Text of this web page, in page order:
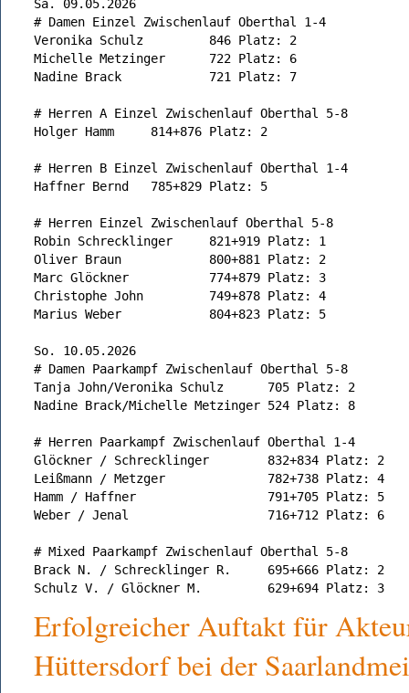
Sa. 09.05.2026
# Damen Einzel Zwischenlauf Oberthal 1-4
Veronika Schulz 	846 Platz: 2
Michelle Metzinger	722 Platz: 6
Nadine Brack		721 Platz: 7
# Herren A Einzel Zwischenlauf Oberthal 5-8
Holger Hamm	814+876 Platz: 2
# Herren B Einzel Zwischenlauf Oberthal 1-4
Haffner Bernd	785+829 Platz: 5
# Herren Einzel Zwischenlauf Oberthal 5-8
Robin Schrecklinger	821+919 Platz: 1
Oliver Braun		800+881 Platz: 2
Marc Glöckner		774+879 Platz: 3
Christophe John		749+878 Platz: 4
Marius Weber		804+823 Platz: 5
So. 10.05.2026
# Damen Paarkampf Zwischenlauf Oberthal 5-8
Tanja John/Veronika Schulz	705 Platz: 2
Nadine Brack/Michelle Metzinger	524 Platz: 8
# Herren Paarkampf Zwischenlauf Oberthal 1-4
Glöckner / Schrecklinger	832+834	Platz: 2
Leißmann / Metzger		782+738 Platz: 4
Hamm / Haffner			791+705 Platz: 5
Weber / Jenal			716+712 Platz: 6
# Mixed Paarkampf Zwischenlauf Oberthal 5-8
Brack N. / Schrecklinger R.	695+666 Platz: 2
Schulz V. / Glöckner M. 	629+694 Platz: 3
Erfolgreicher Auftakt für
Hüttersdorf bei der